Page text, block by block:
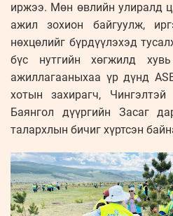
иржээ. Мөн өвлийн улиралд
ажил зохион байгуулж,
нөхцөлийг бүрдүүлэхэд
бүс нутгийн хөгжилд
ажиллагааныхаа үр дүнд
хотын захирагч,
Баянгол дүүргийн Засаг
талархлын бичиг хүртсэн